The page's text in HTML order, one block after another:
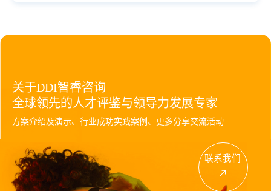
关于DDI智睿咨询
全球领先的人才评鉴与领导力发展专家
方案介绍及演示、行业成功实践案例、更多分享交流活动
联系我们